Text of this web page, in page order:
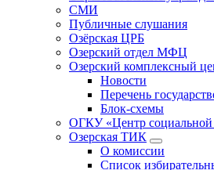
СМИ
Публичные слушания
Озёрская ЦРБ
Озерский отдел МФЦ
Озерский комплексный
Новости
Перечень
Блок-схемы
ОГКУ «Центр социальной
Озерская ТИК
О комиссии
Список